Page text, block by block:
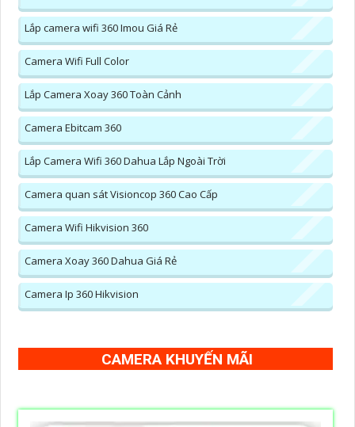
Lắp camera wifi 360 Imou Giá Rẻ
Camera Wifi Full Color
Lắp Camera Xoay 360 Toàn Cảnh
Camera Ebitcam 360
Lắp Camera Wifi 360 Dahua Lắp Ngoài Trời
Camera quan sát Visioncop 360 Cao Cấp
Camera Wifi Hikvision 360
Camera Xoay 360 Dahua Giá Rẻ
Camera Ip 360 Hikvision
CAMERA KHUYẾN MÃI